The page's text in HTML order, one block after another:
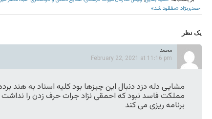
احمدی‌نژاد «مفقود شد»
یک نظر
محمد
February 22, 2021 at 11:16 pm
مشایی دله دزد دنبال این چیزها بود کلیه اسناد به هند
مملکت فاسد نبود که احمقی نزاد جرات حرف زدن را نداشت
برنامه ریزی می کند